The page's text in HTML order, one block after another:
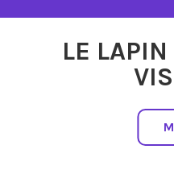
LE LAPIN